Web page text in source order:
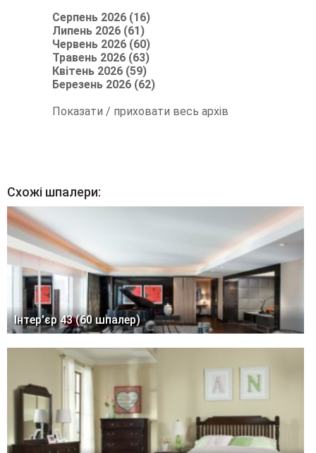
Серпень 2026 (16)
Липень 2026 (61)
Червень 2026 (60)
Травень 2026 (63)
Квітень 2026 (59)
Березень 2026 (62)
Показати / приховати весь архів
Схожі шпалери:
Інтер'єр 43 (60 шпалер)